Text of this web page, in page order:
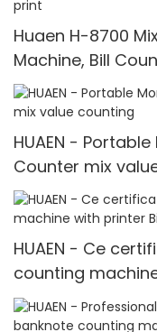
Huaen H-8700
Machine, Bill
IMG/UV/MG/IR/
HUAEN -
Counter mix
HUAEN - Ce
counting